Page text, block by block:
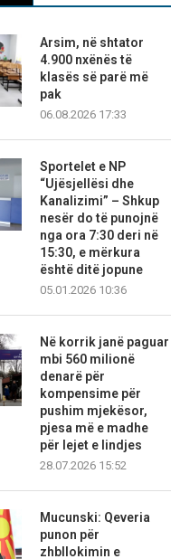
Arsim, në shtator
4.900 nxënës të
klasës së parë më
pak
06.08.2026 17:33
Sportelet e NP
“Ujësjellësi dhe
Kanalizimi” – Shkup
nesër do të punojnë
nga ora 7:30 deri në
15:30, e mërkura
është ditë jopune
05.01.2026 10:36
Në korrik janë paguar
mbi 560 milionë
denarë për
kompensime për
pushim mjekësor,
pjesa më e madhe
për lejet e lindjes
28.07.2026 15:52
Mucunski: Qeveria
punon për
zhbllokimin e